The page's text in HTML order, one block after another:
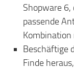
Shopware
passende
Beschäftige
Finde